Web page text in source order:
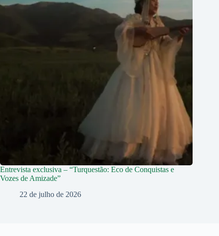
Entrevista exclusiva – “Turquestão: Eco de Conquistas e
Vozes de Amizade”
22 de julho de 2026